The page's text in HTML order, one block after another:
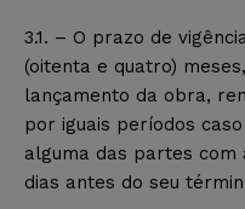
3.1. – O prazo de
(oitenta e quatro)
lançamento da obra,
por iguais períodos
alguma das partes com
dias antes do seu